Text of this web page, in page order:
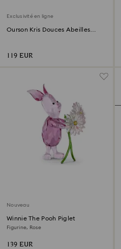
Exclusivité en ligne
Ourson Kris Douces Abeilles
119 EUR
Nouveau
Winnie The Pooh Piglet
Figurine, Rose
139 EUR